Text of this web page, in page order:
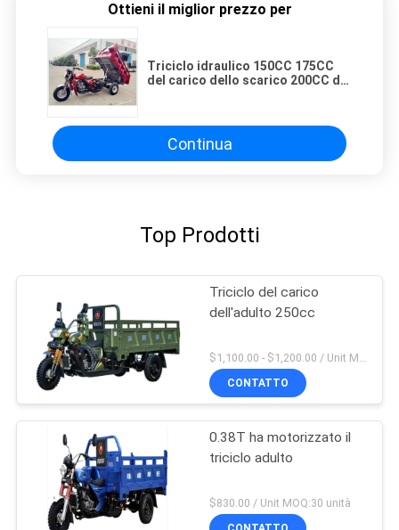
Ottieni il miglior prezzo per
Triciclo idraulico 150CC 175CC
del carico dello scarico 200CC del
Continua
Top Prodotti
Triciclo del carico
dell'adulto 250cc
$1,100.00 - $1,200.00 / Unit MOQ:30 unità/unità
CONTATTO
0.38T ha motorizzato il
triciclo adulto
$830.00 / Unit MOQ:30 unità